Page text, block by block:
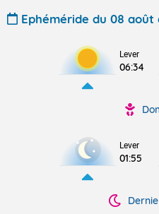
Ephéméride du 08
Lever
06:34
Lever
01:55